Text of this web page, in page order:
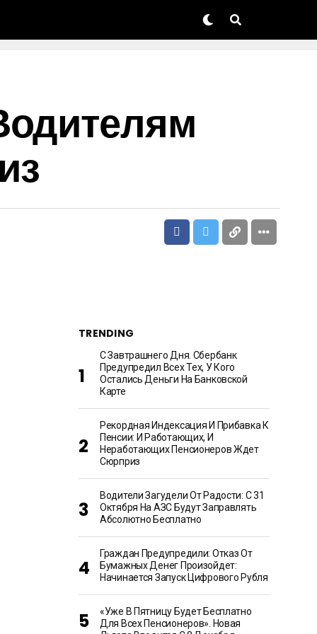
TRENDING
С Завтрашнего Дня. Сбербанк
Предупредил Всех Тех, У Кого
Остались Деньги На Банковской
Карте
Рекордная Индексация И Прибавка К
Пенсии: И Работающих, И
Неработающих Пенсионеров Ждет
Сюрприз
Водители Загудели От Радости: С 31
Октября На АЗС Будут Заправлять
Абсолютно Бесплатно
Граждан Предупредили: Отказ От
Бумажных Денег Произойдет:
Начинается Запуск Цифрового Рубля
«Уже В Пятницу Будет Бесплатно
Для Всех Пенсионеров». Новая